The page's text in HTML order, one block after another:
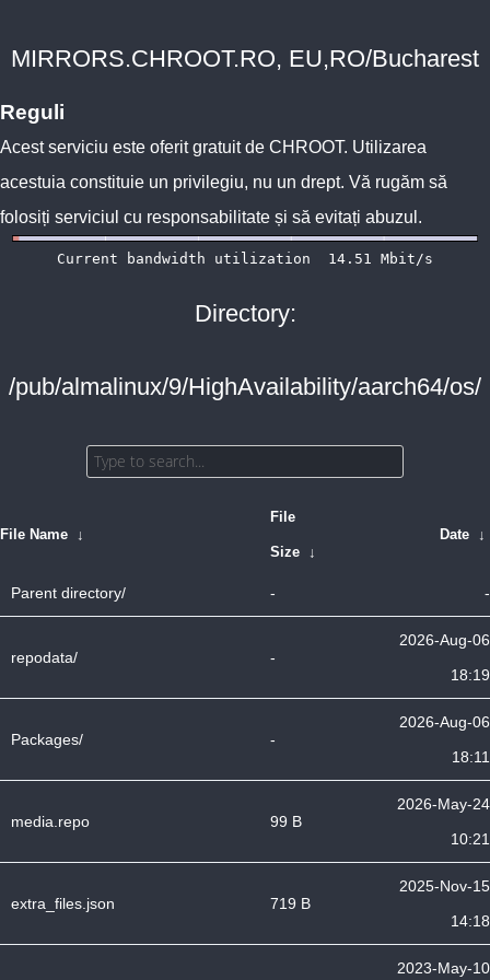
MIRRORS.CHROOT.RO, EU,RO/Bucharest
Reguli
Acest serviciu este oferit gratuit de CHROOT. Utilizarea
acestuia constituie un privilegiu, nu un drept. Vă rugăm să
folosiți serviciul cu responsabilitate și să evitați abuzul.
Directory:
/pub/almalinux/9/HighAvailability/aarch64/os/
File Name ↓
File
Size ↓
Date ↓
Parent directory/ - -
repodata/ -
2026-Aug-06
18:19
Packages/ -
2026-Aug-06
18:11
media.repo 99 B
2026-May-24
10:21
extra_files.json 719 B
2025-Nov-15
14:18
2023-May-10